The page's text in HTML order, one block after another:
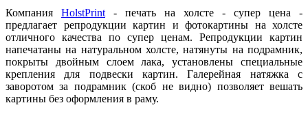
Компания HolstPrint - печать на холсте - супер цена -
предлагает репродукции картин и фотокартины на холсте
отличного качества по супер ценам. Репродукции картин
напечатаны на натуральном холсте, натянуты на подрамник,
покрыты двойным слоем лака, установлены специальные
крепления для подвески картин. Галерейная натяжка с
заворотом за подрамник (скоб не видно) позволяет вешать
картины без оформления в раму.